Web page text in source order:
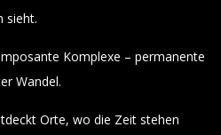
sieht.
Komplexe – permanente
Wandel.
Orte, wo die Zeit stehen